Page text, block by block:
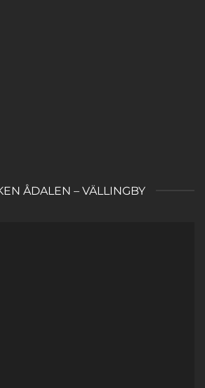
ÅDALEN – VÄLLINGBY